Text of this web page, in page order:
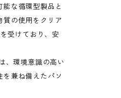
な循環型製品と
質の使用をクリア
受けており、安
、環境意識の高い
兼ね備えたパソ